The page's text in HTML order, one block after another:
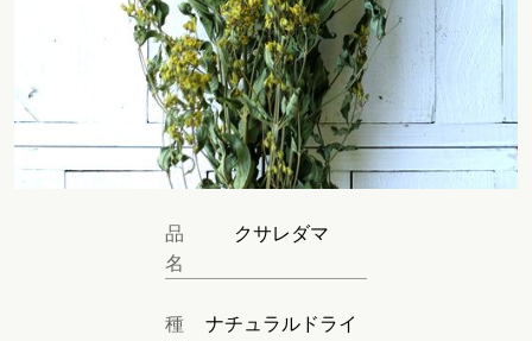
品
名
クサレダマ
種
ナチュラルドライ